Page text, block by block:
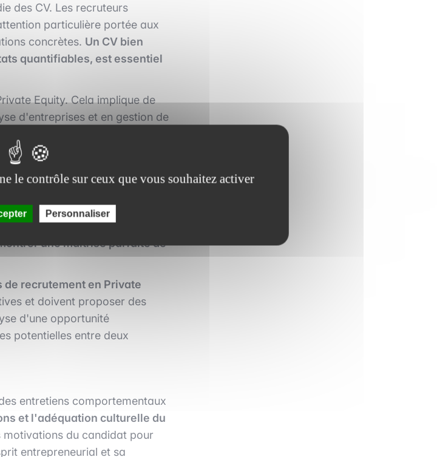
des CV. Les recruteurs
particulière portée aux
concrètes. Un CV bien
quantifiables, est essentiel
Equity. Cela implique de
d'entreprises et en gestion de
en stratégie d'entreprise sont
enjeux financiers et
Ces entretiens visent à
portent généralement sur des
la valorisation d'entreprises
une maîtrise parfaite de
de recrutement en Private
et doivent proposer des
d'une opportunité
potentielles entre deux
entretiens comportementaux
et l'adéquation culturelle du
du candidat pour
entrepreneurial et sa
le contrôle sur ceux que vous souhaitez activer
Personnaliser